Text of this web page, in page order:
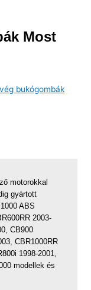
Most
bukógombák
motorokkal
gyártott
ABS
2003-
CB900
CBR1000RR
1998-2001,
modellek és